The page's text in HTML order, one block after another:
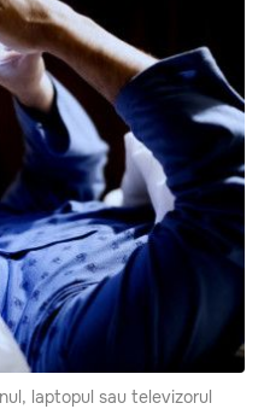
laptopul sau televizorul